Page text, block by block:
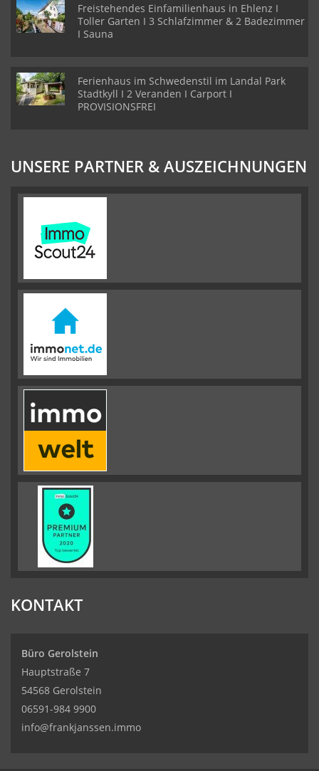
Freistehendes Einfamilienhaus in Ehlenz I
Toller Garten I 3 Schlafzimmer & 2 Badezimmer
I Sauna
Ferienhaus im Schwedenstil im Landal Park
Stadtkyll I 2 Veranden I Carport I
PROVISIONSFREI
UNSERE PARTNER & AUSZEICHNUNGEN
KONTAKT
Büro Gerolstein
Hauptstraße 7
54568 Gerolstein
06591-984 9900
info@frankjanssen.immo